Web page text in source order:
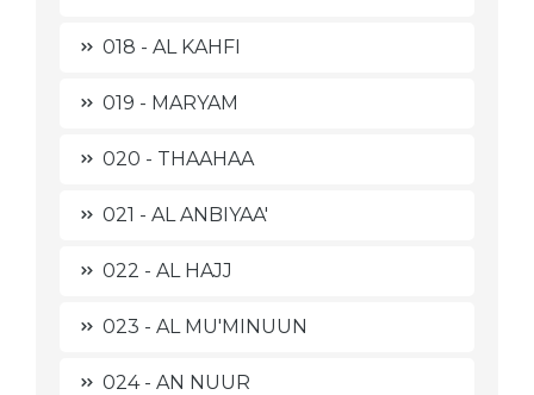
018 - AL KAHFI
019 - MARYAM
020 - THAAHAA
021 - AL ANBIYAA'
022 - AL HAJJ
023 - AL MU'MINUUN
024 - AN NUUR